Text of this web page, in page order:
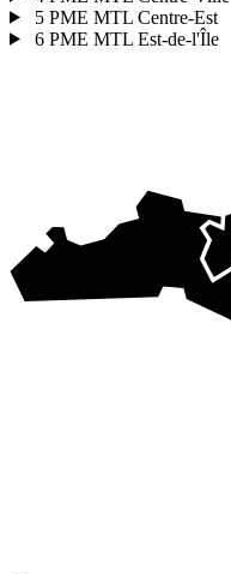
5 PME MTL Centre-Est
6 PME MTL Est-de-l'Île